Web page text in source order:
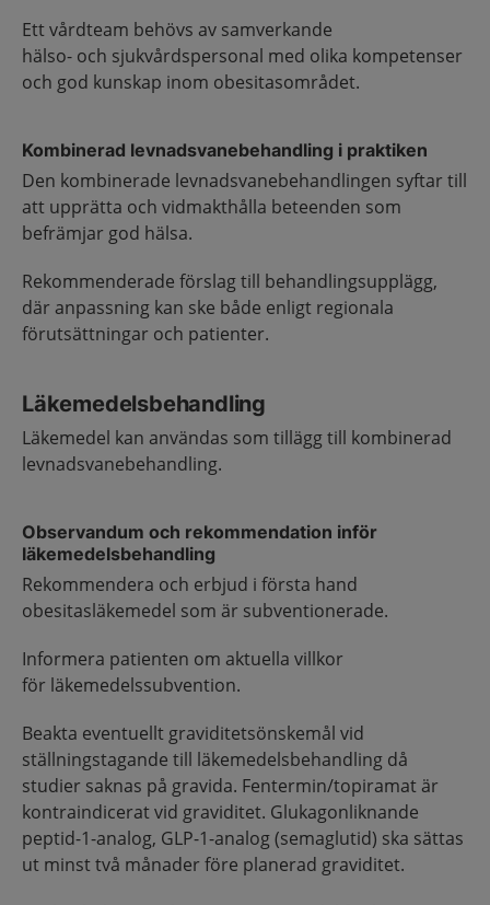
Ett vårdteam behövs av samverkande
hälso- och sjukvårdspersonal med olika kompetenser
och god kunskap inom obesitasområdet.
Kombinerad levnadsvanebehandling i praktiken
Den kombinerade levnadsvanebehandlingen syftar till
att upprätta och vidmakthålla beteenden som
befrämjar god hälsa.
Rekommenderade förslag till behandlingsupplägg,
där anpassning kan ske både enligt regionala
förutsättningar och patienter.
Läkemedelsbehandling
Läkemedel kan användas som tillägg till kombinerad
levnadsvanebehandling.
Observandum och rekommendation inför
läkemedelsbehandling
Rekommendera och erbjud i första hand
obesitasläkemedel som är subventionerade.
Informera patienten om aktuella villkor
för läkemedelssubvention.
Beakta eventuellt graviditetsönskemål vid
ställningstagande till läkemedelsbehandling då
studier saknas på gravida. Fentermin/topiramat är
kontraindicerat vid graviditet. Glukagonliknande
peptid-1-analog, GLP-1-analog (semaglutid) ska sättas
ut minst två månader före planerad graviditet.